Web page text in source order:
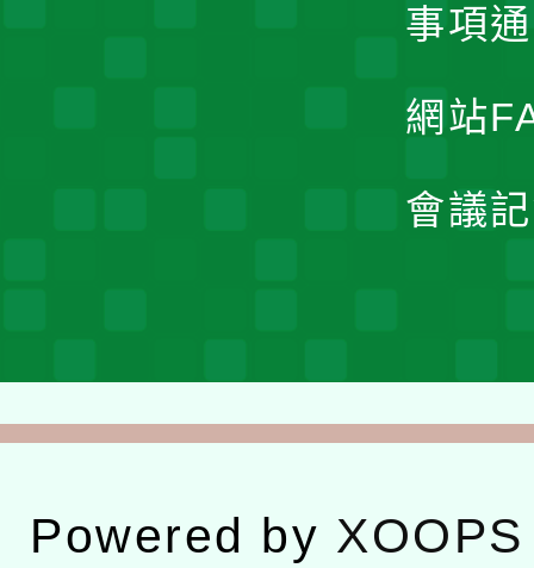
事項
網站
會議
Powered by XOOPS